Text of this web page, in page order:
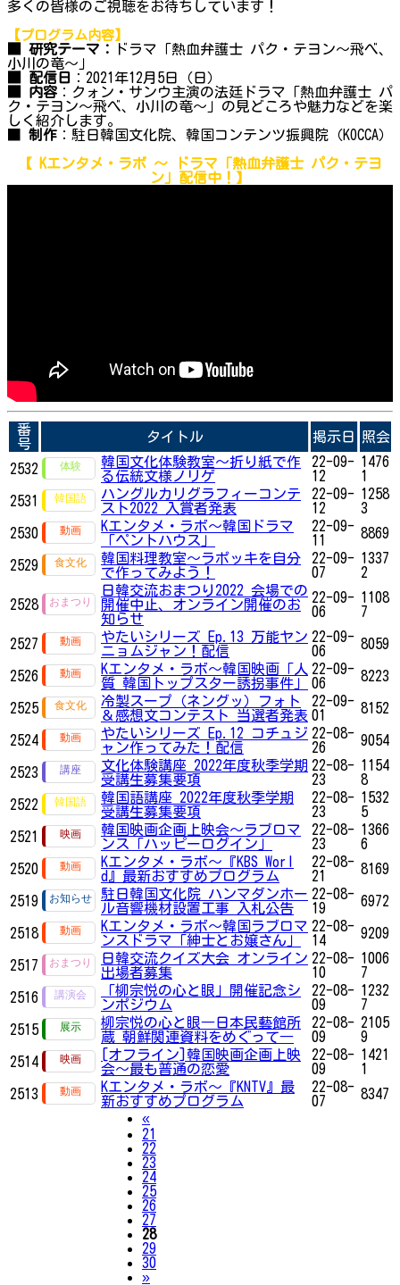
多くの皆様のご視聴をお待ちしています！
【プログラム内容】
■ 研究テーマ：
ドラマ「熱血弁護士 パク・テヨン～飛べ、
小川の竜～」
■ 配信日
：2021年12月5日（日）
■ 内容 ：クォン・サンウ主演の法廷ドラマ「熱血弁護士 パ
ク・テヨン～飛べ、小川の竜～」の見どころや魅力などを楽
しく紹介します。
制作 ：駐日韓国文化院、韓国コンテンツ振興院（KOCCA）
【 Kエンタメ・ラボ ～
ドラマ「熱血弁護士 パク・テヨ
ン」 配信中！】
番
号
タイトル 掲示日 照会
2532
韓国文化体験教室〜折り紙で作
る伝統文様ノリゲ
22-09-
12
1476
1
2531
ハングルカリグラフィーコンテ
スト2022 入賞者発表
22-09-
12
1258
3
2530
Kエンタメ・ラボ～韓国ドラマ
「ペントハウス」
22-09-
11
8869
2529
韓国料理教室〜ラポッキを自分
で作ってみよう！
22-09-
07
1337
2
2528
日韓交流おまつり2022 会場での
開催中止、オンライン開催のお
知らせ
22-09-
06
1108
7
2527
やたいシリーズ Ep.13 万能ヤン
ニョムジャン！配信
22-09-
06
8059
2526
Kエンタメ・ラボ～韓国映画「人
質 韓国トップスター誘拐事件」
22-09-
06
8223
2525
冷製スープ（ネングッ）フォト
＆感想文コンテスト 当選者発表
22-09-
01
8152
2524
やたいシリーズ Ep.12 コチュジ
ャン作ってみた！配信
22-08-
26
9054
2523
文化体験講座 2022年度秋季学期
受講生募集要項
22-08-
23
1154
8
2522
韓国語講座 2022年度秋季学期
受講生募集要項
22-08-
23
1532
5
2521
韓国映画企画上映会～ラブロマ
ンス「ハッピーログイン」
22-08-
23
1366
6
2520
Kエンタメ・ラボ～『KBS Worl
d』最新おすすめプログラム
22-08-
21
8169
2519
駐日韓国文化院 ハンマダンホー
ル音響機材設置工事 入札公告
22-08-
19
6972
2518
Kエンタメ・ラボ～韓国ラブロマ
ンスドラマ「紳士とお嬢さん」
22-08-
14
9209
2517
日韓交流クイズ大会 オンライン
出場者募集
22-08-
10
1006
7
2516
「柳宗悦の心と眼」開催記念シ
ンポジウム
22-08-
09
1232
7
2515
柳宗悦の心と眼―日本民藝館所
蔵 朝鮮関連資料をめぐって―
22-08-
09
2105
9
2514
[オフライン]韓国映画企画上映
会～最も普通の恋愛
22-08-
09
1421
1
2513
Kエンタメ・ラボ～『KNTV』最
新おすすめプログラム
22-08-
07
8347
«Previous
21
22
23
24
25
26
27
28
29
30
»Next